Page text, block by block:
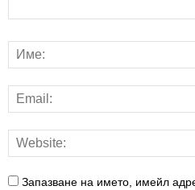
Запазване на името, имейл